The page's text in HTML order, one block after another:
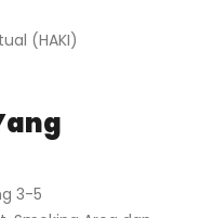
(HAKI)
3-5